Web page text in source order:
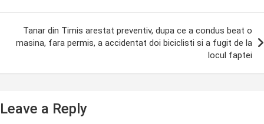
Tanar din Timis arestat preventiv, dupa ce a condus beat o
masina, fara permis, a accidentat doi biciclisti si a fugit de la
locul faptei
Leave a Reply